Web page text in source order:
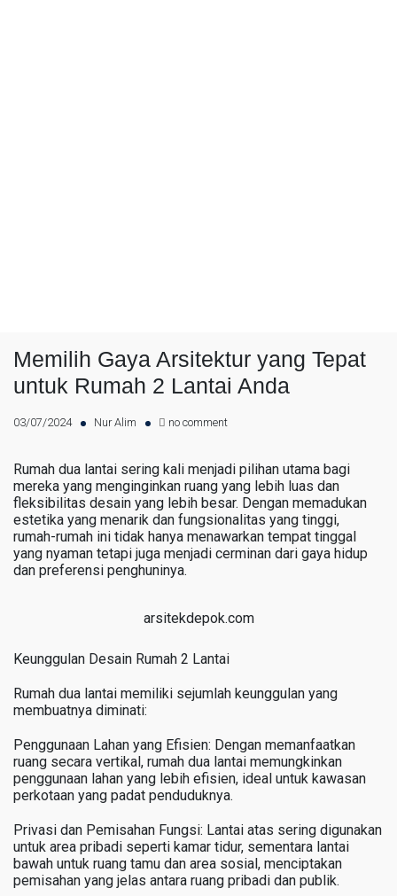
Memilih Gaya Arsitektur yang Tepat
untuk Rumah 2 Lantai Anda
03/07/2024 Nur Alim no comment
Rumah dua lantai sering kali menjadi pilihan utama bagi
mereka yang menginginkan ruang yang lebih luas dan
fleksibilitas desain yang lebih besar. Dengan memadukan
estetika yang menarik dan fungsionalitas yang tinggi,
rumah-rumah ini tidak hanya menawarkan tempat tinggal
yang nyaman tetapi juga menjadi cerminan dari gaya hidup
dan preferensi penghuninya.
arsitekdepok.com
Keunggulan Desain Rumah 2 Lantai
Rumah dua lantai memiliki sejumlah keunggulan yang
membuatnya diminati:
Penggunaan Lahan yang Efisien: Dengan memanfaatkan
ruang secara vertikal, rumah dua lantai memungkinkan
penggunaan lahan yang lebih efisien, ideal untuk kawasan
perkotaan yang padat penduduknya.
Privasi dan Pemisahan Fungsi: Lantai atas sering digunakan
untuk area pribadi seperti kamar tidur, sementara lantai
bawah untuk ruang tamu dan area sosial, menciptakan
pemisahan yang jelas antara ruang pribadi dan publik.